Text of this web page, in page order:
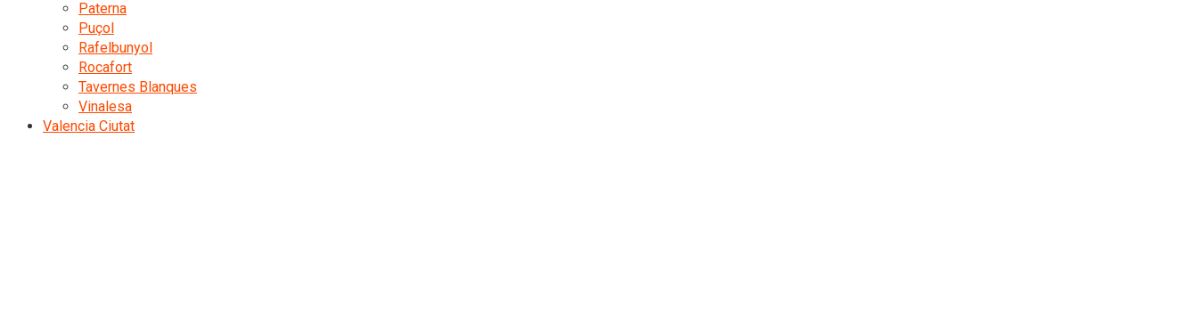
Paterna
Puçol
Rafelbunyol
Rocafort
Tavernes Blanques
Vinalesa
Valencia Ciutat